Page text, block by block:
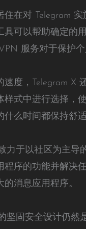
住在对 Telegram
具可以帮助确定的
服务对于保护
速度，Telegram X
样式中进行选择，
什么时间都保持舒
力于以社区为主
程序的功能并解决
的消息应用程序。
坚固安全设计仍